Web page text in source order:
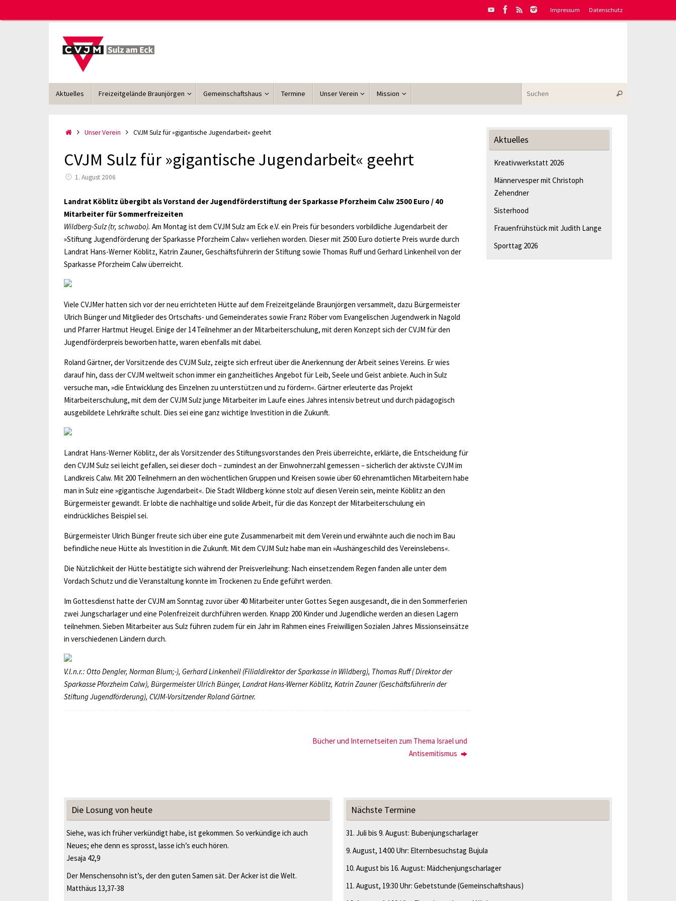
Inhalt
Impressum Datenschutz
Inhalt
Aktuelles Freizeitgelände Braunjörgen Gemeinschaftshaus Termine Unser Verein Mission Suchen
StartUnser Verein CVJM Sulz für »gigantische Jugendarbeit« geehrt
CVJM Sulz für »gigantische Jugendarbeit« geehrt
1. August 2006
Landrat Köblitz übergibt als Vorstand der Jugendförderstiftung der Sparkasse Pforzheim Calw 2500 Euro / 40
Mitarbeiter für Sommerfreizeiten
Wildberg-Sulz (tr, schwabo). Am Montag ist dem CVJM Sulz am Eck e.V. ein Preis für besonders vorbildliche Jugendarbeit der
»Stiftung Jugendförderung der Sparkasse Pforzheim Calw« verliehen worden. Dieser mit 2500 Euro dotierte Preis wurde durch
Landrat Hans-Werner Köblitz, Katrin Zauner, Geschäftsführerin der Stiftung sowie Thomas Ruff und Gerhard Linkenheil von der
Sparkasse Pforzheim Calw überreicht.
Viele CVJMer hatten sich vor der neu errichteten Hütte auf dem Freizeitgelände Braunjörgen versammelt, dazu Bürgermeister
Ulrich Bünger und Mitglieder des Ortschafts- und Gemeinderates sowie Franz Röber vom Evangelischen Jugendwerk in Nagold
und Pfarrer Hartmut Heugel. Einige der 14 Teilnehmer an der Mitarbeiterschulung, mit deren Konzept sich der CVJM für den
Jugendförderpreis beworben hatte, waren ebenfalls mit dabei.
Roland Gärtner, der Vorsitzende des CVJM Sulz, zeigte sich erfreut über die Anerkennung der Arbeit seines Vereins. Er wies
darauf hin, dass der CVJM weltweit schon immer ein ganzheitliches Angebot für Leib, Seele und Geist anbiete. Auch in Sulz
versuche man, »die Entwicklung des Einzelnen zu unterstützen und zu fördern«. Gärtner erleuterte das Projekt
Mitarbeiterschulung, mit dem der CVJM Sulz junge Mitarbeiter im Laufe eines Jahres intensiv betreut und durch pädagogisch
ausgebildete Lehrkräfte schult. Dies sei eine ganz wichtige Investition in die Zukunft.
Landrat Hans-Werner Köblitz, der als Vorsitzender des Stiftungsvorstandes den Preis überreichte, erklärte, die Entscheidung für
den CVJM Sulz sei leicht gefallen, sei dieser doch – zumindest an der Einwohnerzahl gemessen – sicherlich der aktivste CVJM im
Landkreis Calw. Mit 200 Teilnehmern an den wöchentlichen Gruppen und Kreisen sowie über 60 ehrenamtlichen Mitarbeitern habe
man in Sulz eine »gigantische Jugendarbeit«. Die Stadt Wildberg könne stolz auf diesen Verein sein, meinte Köblitz an den
Bürgermeister gewandt. Er lobte die nachhaltige und solide Arbeit, für die das Konzept der Mitarbeiterschulung ein
eindrückliches Beispiel sei.
Bürgermeister Ulrich Bünger freute sich über eine gute Zusammenarbeit mit dem Verein und erwähnte auch die noch im Bau
befindliche neue Hütte als Investition in die Zukunft. Mit dem CVJM Sulz habe man ein »Aushängeschild des Vereinslebens«.
Die Nützlichkeit der Hütte bestätigte sich während der Preisverleihung: Nach einsetzendem Regen fanden alle unter dem
Vordach Schutz und die Veranstaltung konnte im Trockenen zu Ende geführt werden.
Im Gottesdienst hatte der CVJM am Sonntag zuvor über 40 Mitarbeiter unter Gottes Segen ausgesandt, die in den Sommerferien
zwei Jungscharlager und eine Polenfreizeit durchführen werden. Knapp 200 Kinder und Jugendliche werden an diesen Lagern
teilnehmen. Sieben Mitarbeiter aus Sulz führen zudem für ein Jahr im Rahmen eines Freiwilligen Sozialen Jahres Missionseinsätze
in verschiedenen Ländern durch.
V.l.n.r.: Otto Dengler, Norman Blum;-), Gerhard Linkenheil (Filialdirektor der Sparkasse in Wildberg), Thomas Ruff ( Direktor der
Sparkasse Pforzheim Calw), Bürgermeister Ulrich Bünger, Landrat Hans-Werner Köblitz, Katrin Zauner (Geschäftsführerin der
Stiftung Jugendförderung), CVJM-Vorsitzender Roland Gärtner.
Bücher und Internetseiten zum Thema Israel und
Antisemitismus
Aktuelles
Kreativwerkstatt 2026
Männervesper mit Christoph
Zehendner
Sisterhood
Frauenfrühstück mit Judith Lange
Sporttag 2026
Die Losung von heute
Siehe, was ich früher verkündigt habe, ist gekommen. So verkündige ich auch
Neues; ehe denn es sprosst, lasse ich’s euch hören.
Jesaja 42,9
Der Menschensohn ist’s, der den guten Samen sät. Der Acker ist die Welt.
Matthäus 13,37-38
Nächste Termine
31. Juli bis 9. August: Bubenjungscharlager
9. August, 14:00 Uhr: Elternbesuchstag Bujula
10. August bis 16. August: Mädchenjungscharlager
11. August, 19:30 Uhr: Gebetstunde (Gemeinschaftshaus)